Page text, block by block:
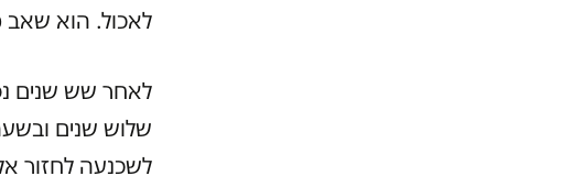
לאכול. הוא שאב
לאחר שש שנים
שלוש שנים
לשכנעה לחזור